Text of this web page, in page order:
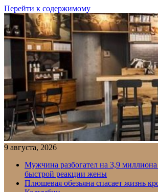
Перейти к содержимому
9 августа, 2026
Мужчина разбогател на 3,9 миллиона
быстрой реакции жены
Плюшевая обезьяна спасает жизнь